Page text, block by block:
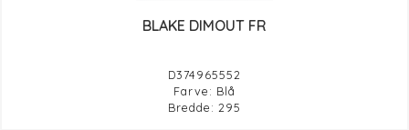
BLAKE DIMOUT FR
D374965552
Farve: Blå
Bredde: 295